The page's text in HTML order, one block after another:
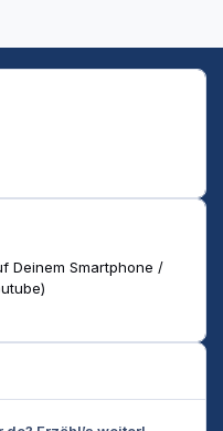
Deinem Smartphone /